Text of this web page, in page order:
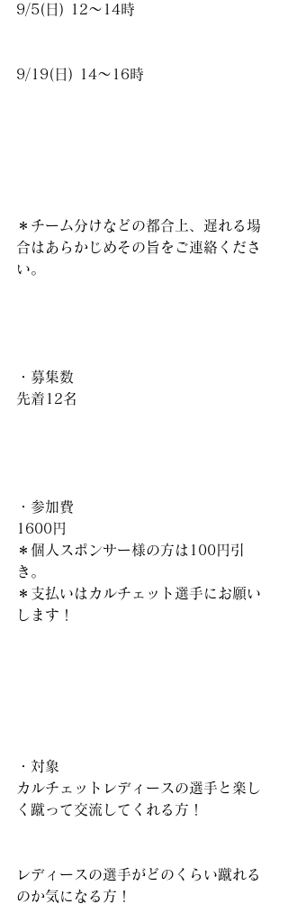
9/5(日) 12〜14時
9/19(日) 14〜16時
＊チーム分けなどの都合上、遅れる場
合はあらかじめその旨をご連絡くださ
い。
・募集数
先着12名
・参加費
1600円
＊個人スポンサー様の方は100円引
き。
＊支払いはカルチェット選手にお願い
します！
・対象
カルチェットレディースの選手と楽し
く蹴って交流してくれる方！
レディースの選手がどのくらい蹴れる
のか気になる方！